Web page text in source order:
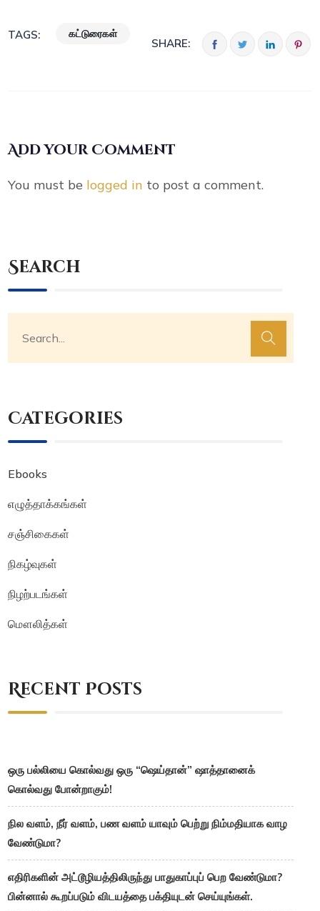
TAGS: கட்டுரைகள்
SHARE:
Add your Comment
You must be logged in to post a comment.
Search
Categories
Ebooks
எழுத்தாக்கங்கள்
சஞ்சிகைகள்
நிகழ்வுகள்
நிழற்படங்கள்
மௌலித்கள்
Recent Posts
ஒரு பல்லியை கொல்வது ஒரு “ஷெய்தான்” ஷாத்தானைக்
கொல்வது போன்றாகும்!
நில வளம், நீர் வளம், பண வளம் யாவும் பெற்று நிம்மதியாக வாழ
வேண்டுமா?
எதிரிகளின் அட்டூழியத்திலிருந்து பாதுகாப்புப் பெற வேண்டுமா?
பின்னால் கூறப்படும் விடயத்தை பக்தியுடன் செய்யுங்கள்.